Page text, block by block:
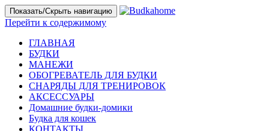
Показать/Скрыть навигацию
Перейти к содержимому
ГЛАВНАЯ
БУДКИ
МАНЕЖИ
ОБОГРЕВАТЕЛЬ ДЛЯ БУДКИ
СНАРЯДЫ ДЛЯ ТРЕНИРОВОК
АКСЕССУАРЫ
Домашние будки-домики
Будка для кошек
КОНТАКТЫ